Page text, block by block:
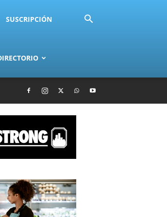
SUSCRIPCIÓN